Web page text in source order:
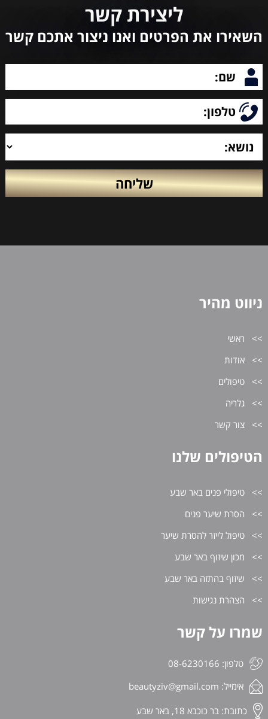
ליצירת קשר
השאירו את הפרטים ואנו ניצור אתכם קשר
ניווט מהיר
ראשי
אודות
טיפולים
גלריה
צור קשר
הטיפולים שלנו
טיפולי פנים באר שבע
הסרת שיער פנים
טיפול לייזר להסרת שיער
מכון שיזוף באר שבע
שיזוף בהתזה באר שבע
הצהרת נגישות
שמרו על קשר
טלפון: 08-6230166
אימייל: beautyziv@gmail.com
כתובת: בר כוכבא 18, באר שבע